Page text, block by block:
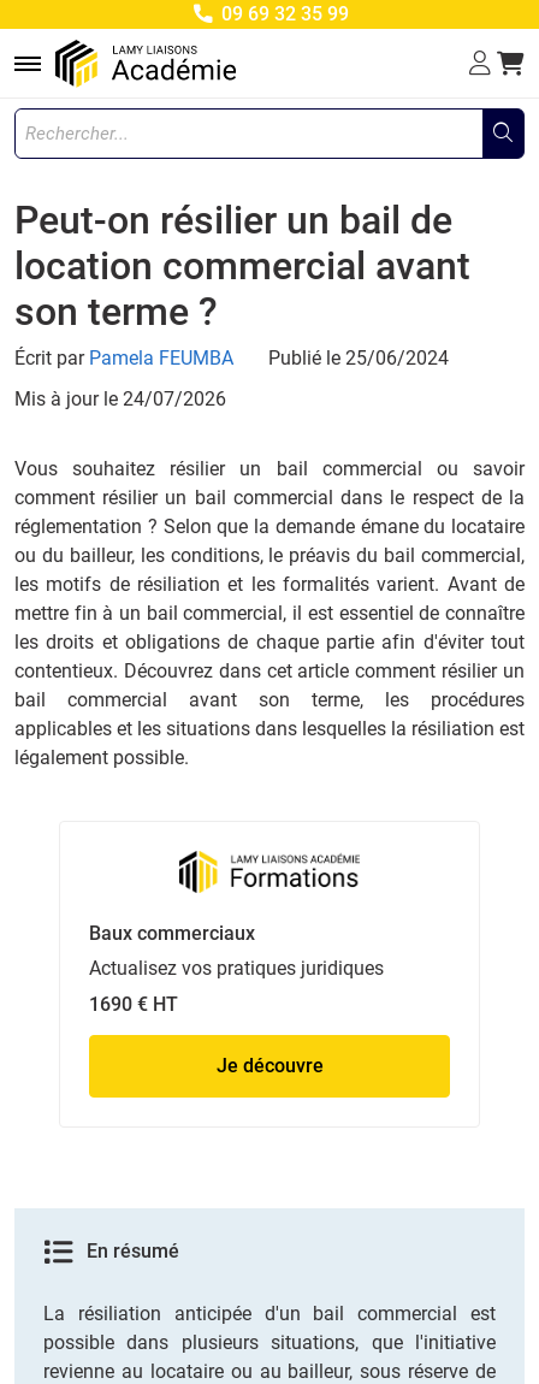
09 69 32 35 99
Menu
Peut-on résilier un bail de
location commercial avant
son terme ?
Écrit par Pamela FEUMBA
Publié le 25/06/2024
Mis à jour le 24/07/2026
Vous souhaitez résilier un bail commercial ou savoir
comment résilier un bail commercial dans le respect de la
réglementation ? Selon que la demande émane du locataire
ou du bailleur, les conditions, le préavis du bail commercial,
les motifs de résiliation et les formalités varient. Avant de
mettre fin à un bail commercial, il est essentiel de connaître
les droits et obligations de chaque partie afin d'éviter tout
contentieux. Découvrez dans cet article comment résilier un
bail commercial avant son terme, les procédures
applicables et les situations dans lesquelles la résiliation est
légalement possible.
En résumé
La résiliation anticipée d'un bail commercial est
possible dans plusieurs situations, que l'initiative
revienne au locataire ou au bailleur, sous réserve de
Baux commerciaux
Actualisez vos pratiques juridiques
1690 € HT
Je découvre